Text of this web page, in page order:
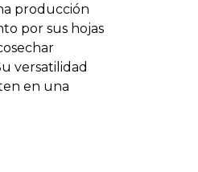
producción
por sus hojas
versatilidad
en una